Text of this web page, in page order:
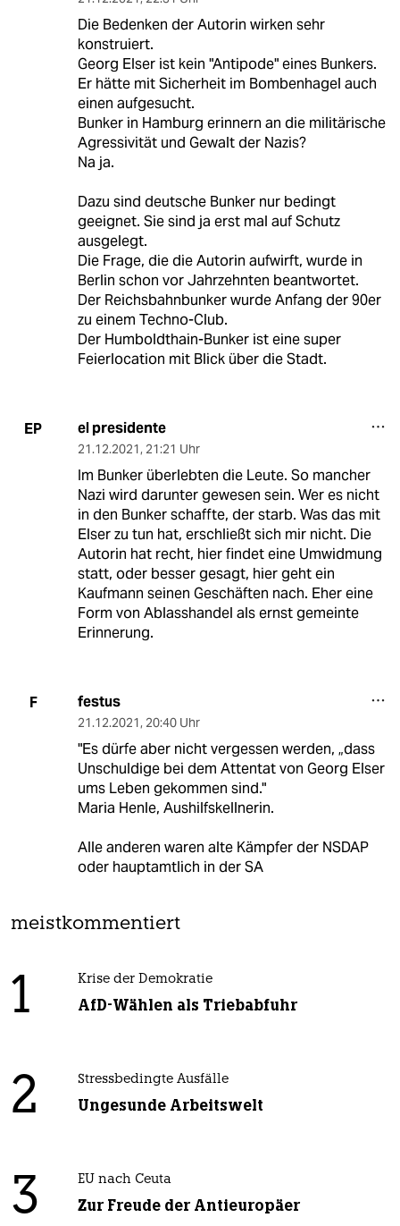
Die Bedenken der Autorin wirken sehr
konstruiert.
Georg Elser ist kein "Antipode" eines Bunkers.
Er hätte mit Sicherheit im Bombenhagel auch
einen aufgesucht.
Bunker in Hamburg erinnern an die militärische
Agressivität und Gewalt der Nazis?
Na ja.
Dazu sind deutsche Bunker nur bedingt
geeignet. Sie sind ja erst mal auf Schutz
ausgelegt.
Die Frage, die die Autorin aufwirft, wurde in
Berlin schon vor Jahrzehnten beantwortet.
Der Reichsbahnbunker wurde Anfang der 90er
zu einem Techno-Club.
Der Humboldthain-Bunker ist eine super
Feierlocation mit Blick über die Stadt.
EP el presidente
21.12.2021, 21:21 Uhr
Im Bunker überlebten die Leute. So mancher
Nazi wird darunter gewesen sein. Wer es nicht
in den Bunker schaffte, der starb. Was das mit
Elser zu tun hat, erschließt sich mir nicht. Die
Autorin hat recht, hier findet eine Umwidmung
statt, oder besser gesagt, hier geht ein
Kaufmann seinen Geschäften nach. Eher eine
Form von Ablasshandel als ernst gemeinte
Erinnerung.
F festus
21.12.2021, 20:40 Uhr
"Es dürfe aber nicht vergessen werden, „dass
Unschuldige bei dem Attentat von Georg Elser
ums Leben gekommen sind."
Maria Henle, Aushilfskellnerin.
Alle anderen waren alte Kämpfer der NSDAP
oder hauptamtlich in der SA
meistkommentiert
1 Krise der Demokratie
AfD-Wählen als Triebabfuhr
2 Stressbedingte Ausfälle
Ungesunde Arbeitswelt
3 EU nach Ceuta
Zur Freude der Antieuropäer